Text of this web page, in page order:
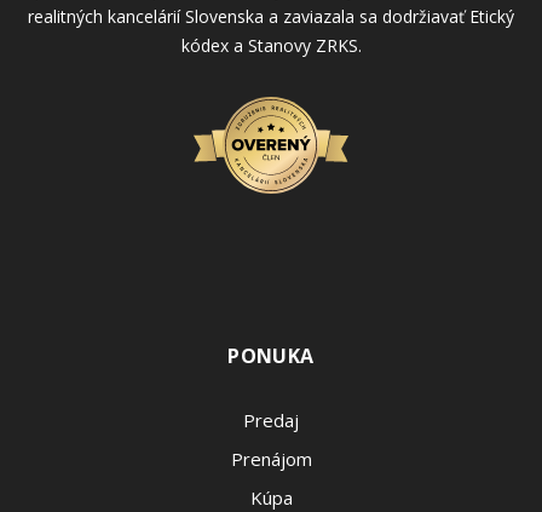
realitných kancelárií Slovenska a zaviazala sa dodržiavať Etický
kódex a Stanovy ZRKS.
PONUKA
Predaj
Prenájom
Kúpa